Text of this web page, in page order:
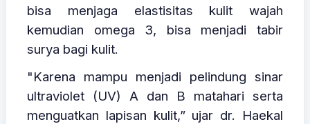
bisa menjaga elastisitas kulit wajah
kemudian omega 3, bisa menjadi tabir
surya bagi kulit.
"Karena mampu menjadi pelindung sinar
ultraviolet (UV) A dan B matahari serta
menguatkan lapisan kulit,” ujar dr. Haekal